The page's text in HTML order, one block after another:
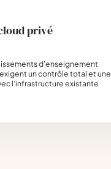
privé
d’enseignement
un contrôle total et une
l’infrastructure existante